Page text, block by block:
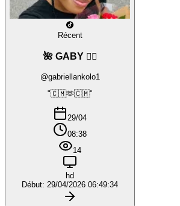
Récent
🌺 GABY ❤️‍🔥
@gabriellankolo1
"🇨🇲🫶🇨🇲"
29/04
08:38
14
hd
Début: 29/04/2026 06:49:34